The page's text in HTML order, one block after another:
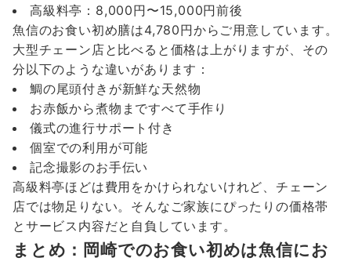
高級料亭：8,000円〜15,000円前後
魚信のお食い初め膳は4,780円からご用意しています。
大型チェーン店と比べると価格は上がりますが、その
分以下のような違いがあります：
鯛の尾頭付きが新鮮な天然物
お赤飯から煮物まですべて手作り
儀式の進行サポート付き
個室での利用が可能
記念撮影のお手伝い
高級料亭ほどは費用をかけられないけれど、チェーン
店では物足りない。そんなご家族にぴったりの価格帯
とサービス内容だと自負しています。
まとめ：岡崎でのお食い初めは魚信にお